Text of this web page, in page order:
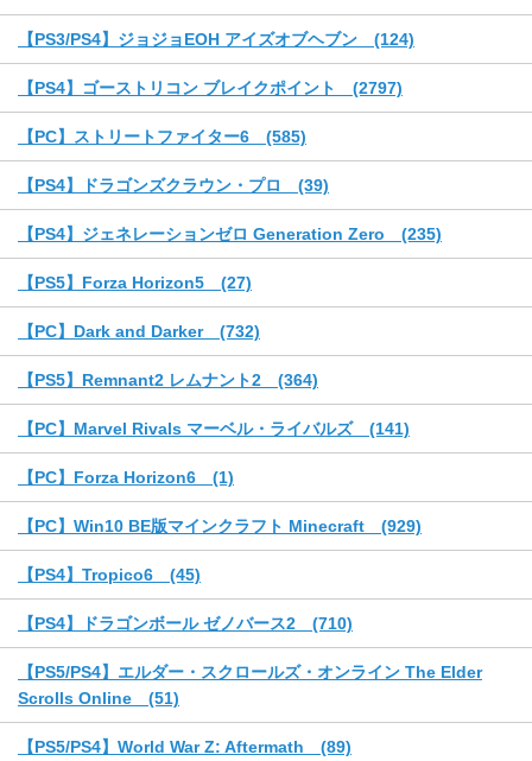
【PS3/PS4】ジョジョEOH アイズオブヘブン (124)
【PS4】ゴーストリコン ブレイクポイント (2797)
【PC】ストリートファイター6 (585)
【PS4】ドラゴンズクラウン・プロ (39)
【PS4】ジェネレーションゼロ Generation Zero (235)
【PS5】Forza Horizon5 (27)
【PC】Dark and Darker (732)
【PS5】Remnant2 レムナント2 (364)
【PC】Marvel Rivals マーベル・ライバルズ (141)
【PC】Forza Horizon6 (1)
【PC】Win10 BE版マインクラフト Minecraft (929)
【PS4】Tropico6 (45)
【PS4】ドラゴンボール ゼノバース2 (710)
【PS5/PS4】エルダー・スクロールズ・オンライン The Elder
Scrolls Online (51)
【PS5/PS4】World War Z: Aftermath (89)